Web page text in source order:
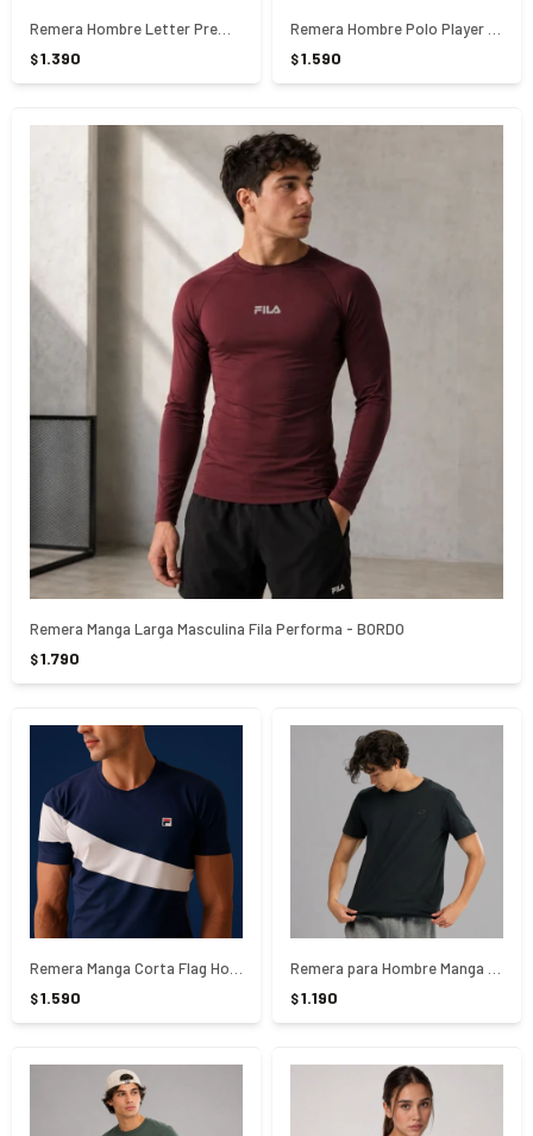
Remera Hombre Letter Premium lll Fila - AZUL
$1.390
Remera Hombre Polo Player F-box II Fila - NEGRO
$1.590
Remera Manga Larga Masculina Fila Performa - BORDO
$1.790
Remera Manga Corta Flag Hombre Fila - AZUL
$1.590
Remera para Hombre Manga Corta Aria Lotto - NEGRO
$1.190